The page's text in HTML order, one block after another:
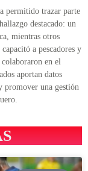
permitido trazar parte
destacado: un
mientras otros
a pescadores y
en el
aportan datos
promover una gestión